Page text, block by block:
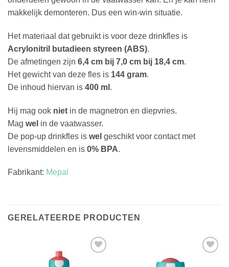
makkelijk demonteren. Dus een win-win situatie.
Het materiaal dat gebruikt is voor deze drinkfles is
Acrylonitril butadieen styreen (ABS).
De afmetingen zijn 6,4 cm bij 7,0 cm bij 18,4 cm.
Het gewicht van deze fles is 144 gram.
De inhoud hiervan is 400 ml .
Hij mag ook niet in de magnetron en diepvries.
Mag wel in de vaatwasser.
De pop-up drinkfles is wel geschikt voor contact met
levensmiddelen en is 0% BPA.
Fabrikant: Mepal
GERELATEERDE PRODUCTEN